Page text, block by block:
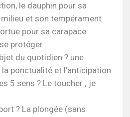
le dauphin pour sa
et son tempérament
pour sa carapace
protéger
du quotidien ? une
la ponctualité et l’anticipation
5 sens ? Le toucher ; je
? La plongée (sans